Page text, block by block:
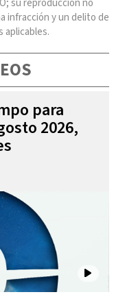
su reproducción no
infracción y un delito de
aplicables.
para
2026,